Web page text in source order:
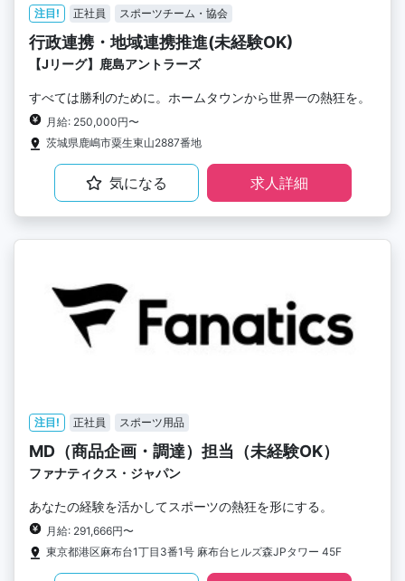
注目! 正社員 スポーツチーム・協会
行政連携・地域連携推進(未経験OK)
【Jリーグ】鹿島アントラーズ
すべては勝利のために。ホームタウンから世界一の熱狂を。
月給: 250,000円〜
茨城県鹿嶋市粟生東山2887番地
気になる 求人詳細
注目! 正社員 スポーツ用品
MD（商品企画・調達）担当（未経験OK）
ファナティクス・ジャパン
あなたの経験を活かしてスポーツの熱狂を形にする。
月給: 291,666円〜
東京都港区麻布台1丁目3番1号 麻布台ヒルズ森JPタワー 45F